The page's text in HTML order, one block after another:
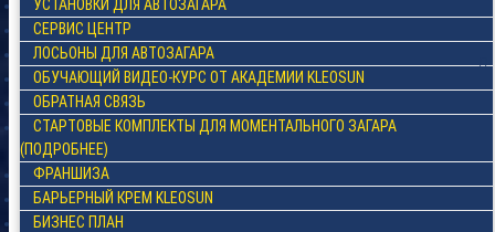
УСТАНОВКИ ДЛЯ АВТОЗАГАРА
СЕРВИС ЦЕНТР
ЛОСЬОНЫ ДЛЯ АВТОЗАГАРА
ОБУЧАЮЩИЙ ВИДЕО-КУРС ОТ АКАДЕМИИ KLEOSUN
ОБРАТНАЯ СВЯЗЬ
СТАРТОВЫЕ КОМПЛЕКТЫ ДЛЯ МОМЕНТАЛЬНОГО ЗАГАРА
(ПОДРОБНЕЕ)
ФРАНШИЗА
БАРЬЕРНЫЙ КРЕМ KLEOSUN
БИЗНЕС ПЛАН